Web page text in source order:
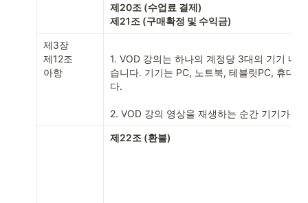
제20조 (수업료 결제)
제21조 (구매확정 및 수익금)
제3장
제12조
아항
1. VOD 강의는 하나의 계정당 3대의 기기 내
습니다. 기기는 PC, 노트북, 테블릿PC, 휴대
다.
2. VOD 강의 영상을 재생하는 순간 기기가 자
제22조 (환불)